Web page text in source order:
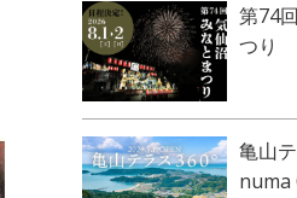
第74
つり
亀山
numa